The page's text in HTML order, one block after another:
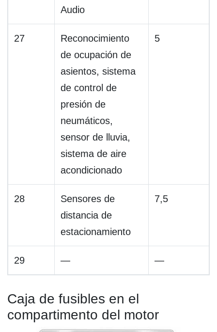
Audio
27
Reconocimiento
de ocupación de
asientos, sistema
de control de
presión de
neumáticos,
sensor de lluvia,
sistema de aire
acondicionado
5
28
Sensores de
distancia de
estacionamiento
7,5
29 — —
Caja de fusibles en el
compartimento del motor